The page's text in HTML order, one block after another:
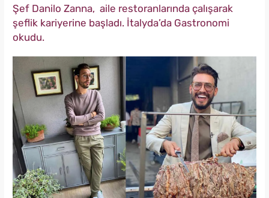
Şef Danilo Zanna, aile restoranlarında çalışarak
şeflik kariyerine başladı. İtalyda’da Gastronomi
okudu.